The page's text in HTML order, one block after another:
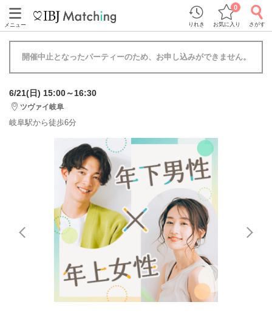
メニュー りれき お気に入り
0
さがす
開催中止となったパーティーのため、お申し込みができません。
6/21(日) 15:00～16:30
ツヴァイ岐阜
岐阜駅から徒歩6分